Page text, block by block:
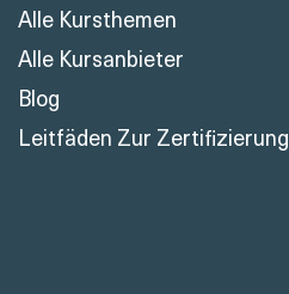
Alle Kursthemen
Alle Kursanbieter
Blog
Leitfäden Zur Zertifizierung